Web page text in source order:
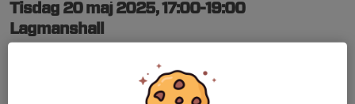
Tisdag 20 maj 2025, 17:00-19:00
Lagmanshall